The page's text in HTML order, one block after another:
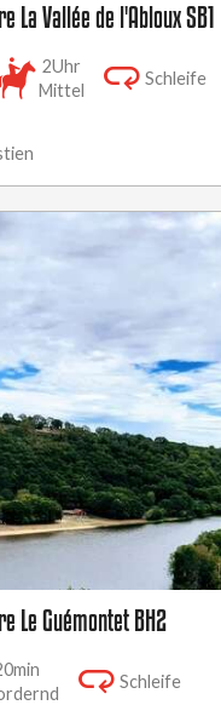
La Vallée de l'Abloux SB1
2Uhr
Mittel
Schleife
Le Guémontet BH2
Schleife